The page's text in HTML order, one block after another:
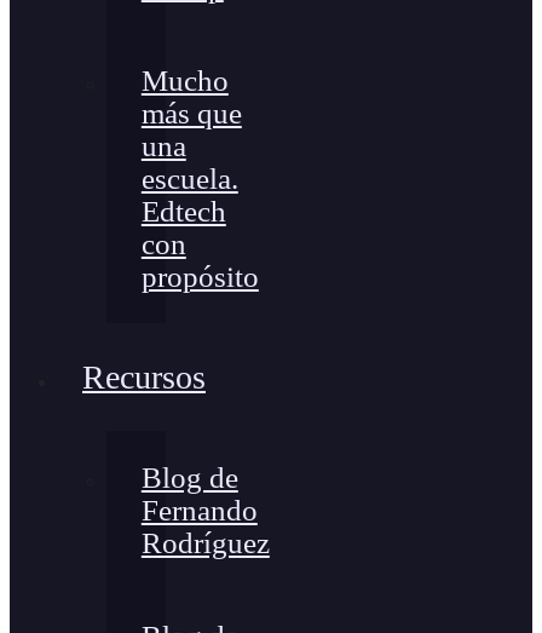
Mucho
más que
una
escuela.
Edtech
con
propósito
Recursos
Blog de
Fernando
Rodríguez